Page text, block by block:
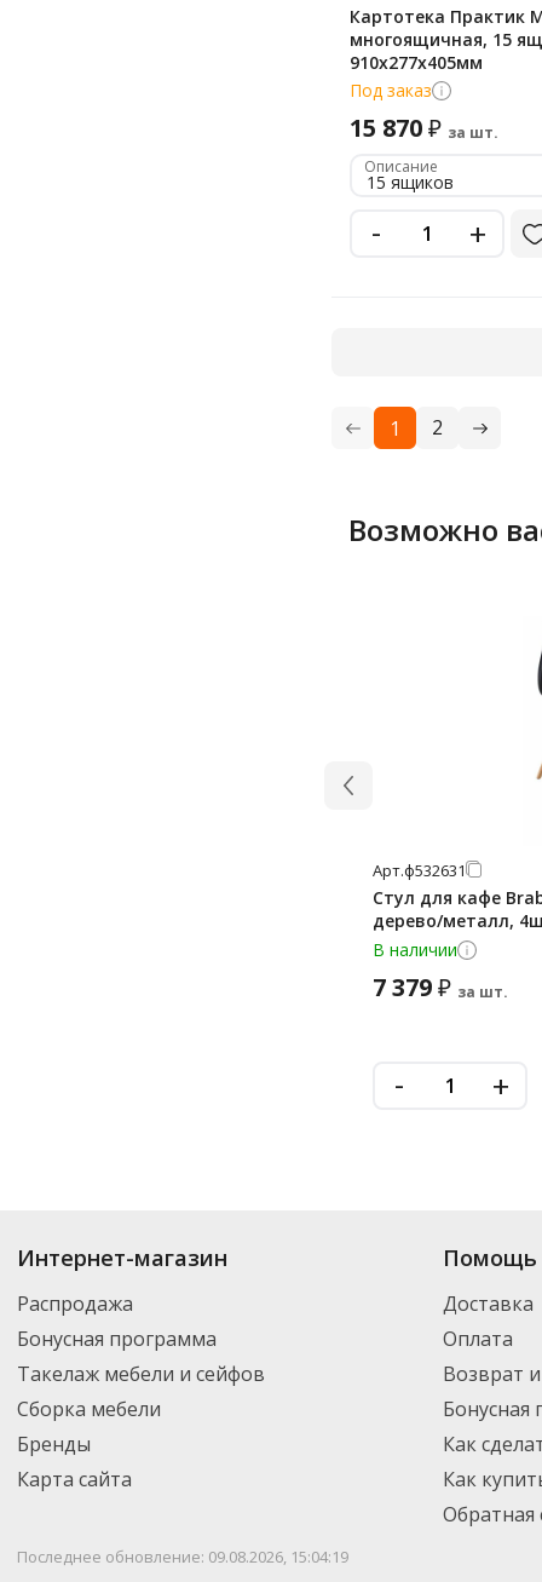
Картотека Практик
многоящичная, 15
910x277x405мм
Под заказ
15 870₽ за шт.
Описание
15 ящиков
- +
1 2
Возможно
Арт.ф532631
Стул для кафе
дерево/металл,
В наличии
7 379₽ за шт.
- +
Купить до 124 080
включая новинки. Вы можете выбрать нужный товар и добавить его в
регионы России – партнерской транспортной компанией DPD. Для
Интернет-магазин
Распродажа
Бонусная программа
Такелаж мебели и сейфов
Сборка мебели
Бренды
Карта сайта
Помощь
Доставка
Оплата
Возврат
Бонусная
Как
Как
Обратная
Последнее обновление: 09.08.2026, 15:04:19